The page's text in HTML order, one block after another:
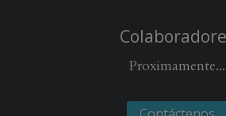
Proximamente...